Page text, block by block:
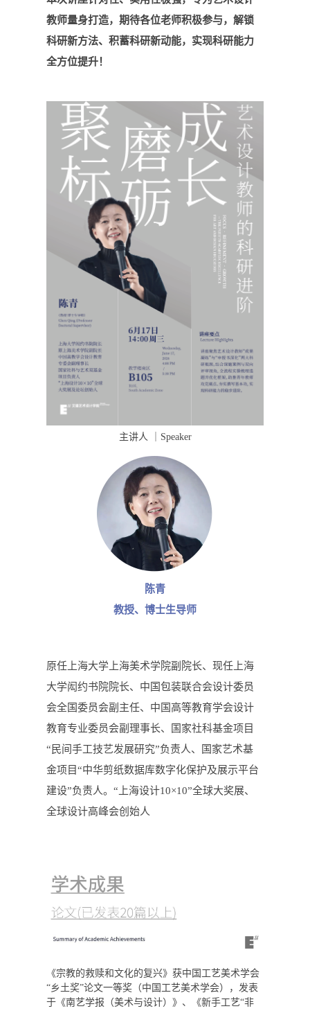
教师量身打造，期待各位老师积极参与，解锁
科研新方法、积蓄科研新动能，实现科研能力
全方位提升！
主讲人 ｜Speaker
陈青
教授、博士生导师
原任上海大学上海美术学院副院长、现任上海
大学闳约书院院长、中国包装联合会设计委员
会全国委员会副主任、中国高等教育学会设计
教育专业委员会副理事长、国家社科基金项目
“民间手工技艺发展研究”负责人、国家艺术基
金项目“中华剪纸数据库数字化保护及展示平台
建设”负责人。“上海设计10×10”全球大奖展、
全球设计高峰会创始人
《宗教的救赎和文化的复兴》获中国工艺美术学会
“乡土奖”论文一等奖（中国工艺美术学会），发表
于《南艺学报（美术与设计）》、《新手工艺“非